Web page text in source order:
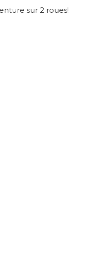
sur 2 roues!